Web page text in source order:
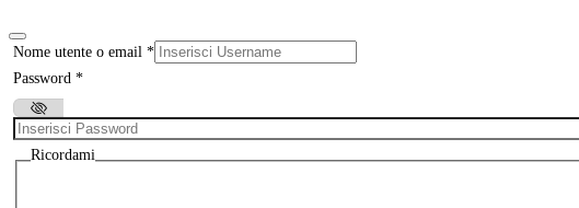
Nome utente o email *
Password *
Ricordami